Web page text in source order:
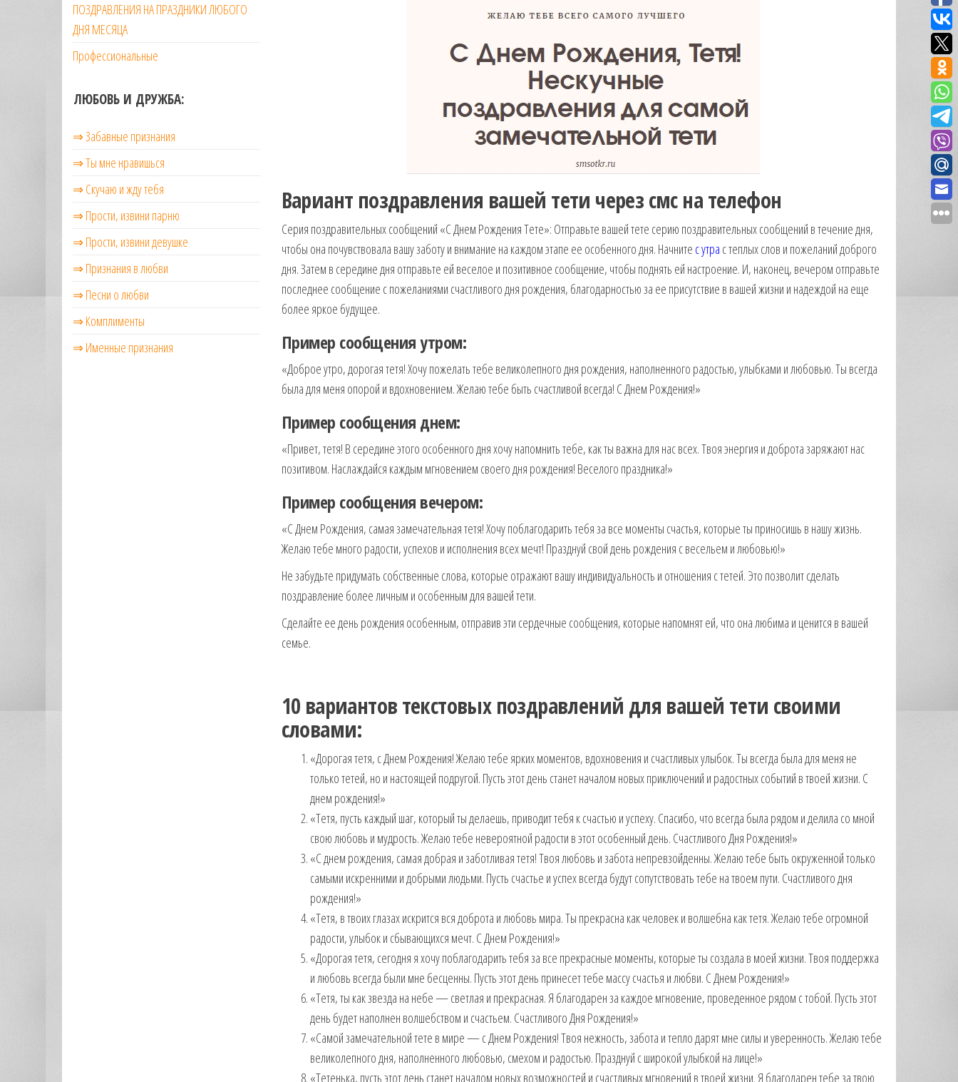
Вариант поздравления вашей тети через смс на телефон
Серия поздравительных сообщений «С Днем Рождения Тете»: Отправьте вашей тете серию поздравительных сообщений в течение дня,
чтобы она почувствовала вашу заботу и внимание на каждом этапе ее особенного дня. Начните с утра с теплых слов и пожеланий доброго
дня. Затем в середине дня отправьте ей веселое и позитивное сообщение, чтобы поднять ей настроение. И, наконец, вечером отправьте
последнее сообщение с пожеланиями счастливого дня рождения, благодарностью за ее присутствие в вашей жизни и надеждой на еще
более яркое будущее.
Пример сообщения утром:
«Доброе утро, дорогая тетя! Хочу пожелать тебе великолепного дня рождения, наполненного радостью, улыбками и любовью. Ты всегда
была для меня опорой и вдохновением. Желаю тебе быть счастливой всегда! С Днем Рождения!»
Пример сообщения днем:
«Привет, тетя! В середине этого особенного дня хочу напомнить тебе, как ты важна для нас всех. Твоя энергия и доброта заряжают нас
позитивом. Наслаждайся каждым мгновением своего дня рождения! Веселого праздника!»
Пример сообщения вечером:
«С Днем Рождения, самая замечательная тетя! Хочу поблагодарить тебя за все моменты счастья, которые ты приносишь в нашу жизнь.
Желаю тебе много радости, успехов и исполнения всех мечт! Празднуй свой день рождения с весельем и любовью!»
Не забудьте придумать собственные слова, которые отражают вашу индивидуальность и отношения с тетей. Это позволит сделать
поздравление более личным и особенным для вашей тети.
Сделайте ее день рождения особенным, отправив эти сердечные сообщения, которые напомнят ей, что она любима и ценится в вашей
семье.
10 вариантов текстовых поздравлений для вашей тети своими
словами:
«Дорогая тетя, с Днем Рождения! Желаю тебе ярких моментов, вдохновения и счастливых улыбок. Ты всегда была для меня не
только тетей, но и настоящей подругой. Пусть этот день станет началом новых приключений и радостных событий в твоей жизни. С
днем рождения!»
«Тетя, пусть каждый шаг, который ты делаешь, приводит тебя к счастью и успеху. Спасибо, что всегда была рядом и делила со мной
свою любовь и мудрость. Желаю тебе невероятной радости в этот особенный день. Счастливого Дня Рождения!»
«С днем рождения, самая добрая и заботливая тетя! Твоя любовь и забота непревзойденны. Желаю тебе быть окруженной только
самыми искренними и добрыми людьми. Пусть счастье и успех всегда будут сопутствовать тебе на твоем пути. Счастливого дня
рождения!»
«Тетя, в твоих глазах искрится вся доброта и любовь мира. Ты прекрасна как человек и волшебна как тетя. Желаю тебе огромной
радости, улыбок и сбывающихся мечт. С Днем Рождения!»
«Дорогая тетя, сегодня я хочу поблагодарить тебя за все прекрасные моменты, которые ты создала в моей жизни. Твоя поддержка
и любовь всегда были мне бесценны. Пусть этот день принесет тебе массу счастья и любви. С Днем Рождения!»
«Тетя, ты как звезда на небе — светлая и прекрасная. Я благодарен за каждое мгновение, проведенное рядом с тобой. Пусть этот
день будет наполнен волшебством и счастьем. Счастливого Дня Рождения!»
«Самой замечательной тете в мире — с Днем Рождения! Твоя нежность, забота и тепло дарят мне силы и уверенность. Желаю тебе
великолепного дня, наполненного любовью, смехом и радостью. Празднуй с широкой улыбкой на лице!»
«Тетенька, пусть этот день станет началом новых возможностей и счастливых мгновений в твоей жизни. Я благодарен тебе за твою
ПОЗДРАВЛЕНИЯ НА ПРАЗДНИКИ ЛЮБОГО
ДНЯ МЕСЯЦА
Профессиональные
ЛЮБОВЬ И ДРУЖБА:
⇒ Забавные признания
⇒ Ты мне нравишься
⇒ Скучаю и жду тебя
⇒ Прости, извини парню
⇒ Прости, извини девушке
⇒ Признания в любви
⇒ Песни о любви
⇒ Комплименты
⇒ Именные признания